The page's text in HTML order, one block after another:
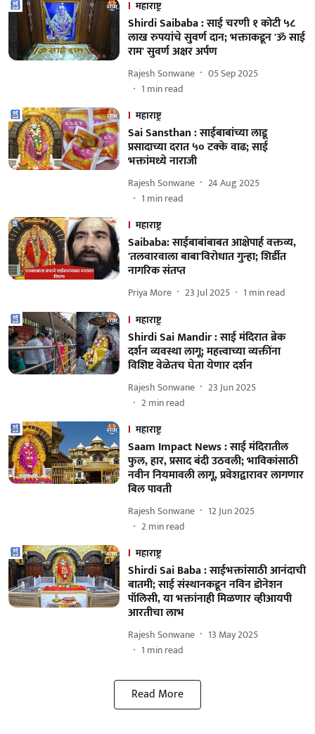
महाराष्ट्र
Shirdi Saibaba : साई चरणी १ कोटी ५८
लाख रुपयांचे सुवर्ण दान; भक्ताकडून 'ॐ साई
राम' सुवर्ण अक्षर अर्पण
Rajesh Sonwane
05 Sep 2025
1 min read
महाराष्ट्र
Sai Sansthan : साईबाबांच्या लाडू
प्रसादाच्या दरात ५० टक्के वाढ; साई
भक्तांमध्ये नाराजी
Rajesh Sonwane
24 Aug 2025
1 min read
महाराष्ट्र
Saibaba: साईबाबांबाबत आक्षेपार्ह वक्तव्य,
'तलवारवाला बाबा'विरोधात गुन्हा; शिर्डीत
नागरिक संतप्त
Priya More 23 Jul 2025 1 min read
महाराष्ट्र
Shirdi Sai Mandir : साई मंदिरात ब्रेक
दर्शन व्यवस्था लागू; महत्त्वाच्या व्यक्तींना
विशिष्ट वेळेतच घेता येणार दर्शन
Rajesh Sonwane
23 Jun 2025
2min read
महाराष्ट्र
Saam Impact News : साई मंदिरातील
फुल, हार, प्रसाद बंदी उठवली; भाविकांसाठी
नवीन नियमावली लागू, प्रवेशद्वारावर लागणार
बिल पावती
Rajesh Sonwane
12 Jun 2025
2min read
महाराष्ट्र
Shirdi Sai Baba : साईभक्तांसाठी आनंदाची
बातमी; साई संस्थानकडून नविन डोनेशन
पॉलिसी, या भक्तांनाही मिळणार व्हीआयपी
आरतीचा लाभ
Rajesh Sonwane
13 May 2025
1 min read
Read More